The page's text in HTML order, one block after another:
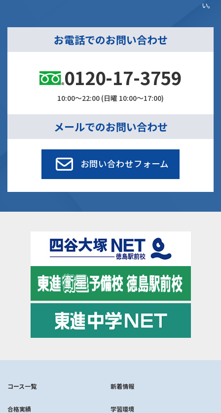
い。
お電話でのお問い合わせ
0120-17-3759
10:00～22:00 (日曜 10:00～17:00)
メールでのお問い合わせ
お問い合わせフォーム
コース一覧 新着情報
合格実績 学習環境